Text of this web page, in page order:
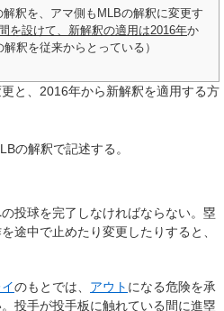
釈を、アマ側もMLBの解釈に変更す
を設けて、新解釈の適用は2016年か
釈を従来からとっている）
と、2016年から新解釈を適用する方
の解釈で記述する。
投球を完了しなければならない。塁
途中で止めたり変更したりすると、
のもとでは、 アウト になる危険を承
投手が投手板に触れている間に進塁